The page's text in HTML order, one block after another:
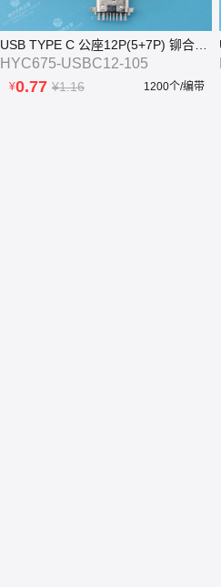
HYC675-USBC12-105
¥0.77 ¥1.16 1200个/编带